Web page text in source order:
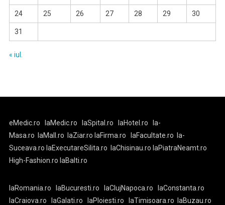
24 25 26 27 28 29 30
31
« iul.
eMedic.ro laMedic.ro laSpital.ro laHotel.ro
la-
Masa.ro
laMall.ro laZiar.ro laFirma.ro laFacultate.ro
la-
Suceava.ro laExecutareSilita.ro laChisinau.ro laPiatraNeamt.ro
High-Fashion.ro laBalti.ro
laRomania.ro laBucuresti.ro laClujNapoca.ro
laConstanta.ro
laCraiova.ro
laGalati.ro laPloiesti.ro laTimisoara.ro
laBuzau.ro